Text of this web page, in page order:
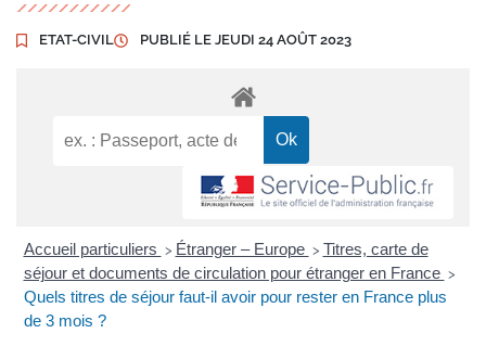
ETAT-CIVIL PUBLIÉ LE JEUDI 24 AOÛT 2023
Accueil particuliers > Étranger – Europe > Titres, carte de
séjour et documents de circulation pour étranger en France >
Quels titres de séjour faut-il avoir pour rester en France plus
de 3 mois ?